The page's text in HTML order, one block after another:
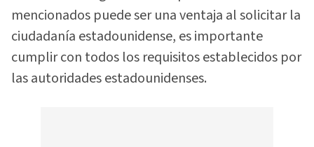
mencionados puede ser una ventaja al solicitar la
ciudadanía estadounidense, es importante
cumplir con todos los requisitos establecidos por
las autoridades estadounidenses.